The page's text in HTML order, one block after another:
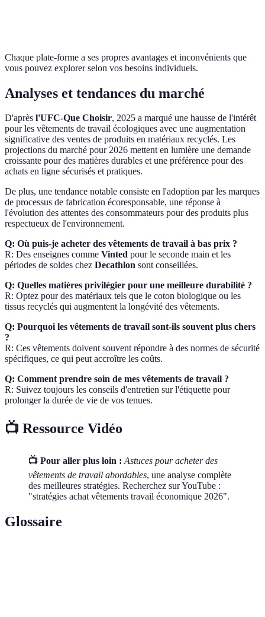
Chaque plate-forme a ses propres avantages et inconvénients que
vous pouvez explorer selon vos besoins individuels.
Analyses et tendances du marché
D'après l'UFC-Que Choisir, 2025 a marqué une hausse de l'intérêt
pour les vêtements de travail écologiques avec une augmentation
significative des ventes de produits en matériaux recyclés. Les
projections du marché pour 2026 mettent en lumière une demande
croissante pour des matières durables et une préférence pour des
achats en ligne sécurisés et pratiques.
De plus, une tendance notable consiste en l'adoption par les marques
de processus de fabrication écoresponsable, une réponse à
l'évolution des attentes des consommateurs pour des produits plus
respectueux de l'environnement.
Q: Où puis-je acheter des vêtements de travail à bas prix ?
R: Des enseignes comme Vinted pour le seconde main et les
périodes de soldes chez Decathlon sont conseillées.
Q: Quelles matières privilégier pour une meilleure durabilité ?
R: Optez pour des matériaux tels que le coton biologique ou les
tissus recyclés qui augmentent la longévité des vêtements.
Q: Pourquoi les vêtements de travail sont-ils souvent plus chers
?
R: Ces vêtements doivent souvent répondre à des normes de sécurité
spécifiques, ce qui peut accroître les coûts.
Q: Comment prendre soin de mes vêtements de travail ?
R: Suivez toujours les conseils d'entretien sur l'étiquette pour
prolonger la durée de vie de vos tenues.
📺 Ressource Vidéo
📺 Pour aller plus loin : Astuces pour acheter des
vêtements de travail abordables, une analyse complète
des meilleures stratégies. Recherchez sur YouTube :
"stratégies achat vêtements travail économique 2026".
Glossaire